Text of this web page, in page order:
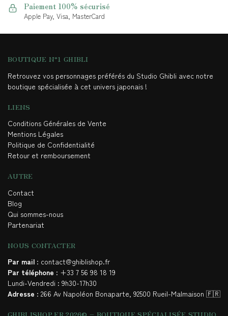
Paiement 100% sécurisé
Apple Pay, Visa, MasterCard
BOUTIQUE N°1 GHIBLI
Retrouvez vos personnages préférés du Studio Ghibli avec notre
boutique spécialisée à cet univers japonais !
LIENS
Conditions Générales de Vente
Mentions Légales
Politique de Confidentialité
Retour et remboursement
AUTRE
Contact
Blog
Qui sommes-nous
Partenariat
NOUS CONTACTER
Par mail : contact@ghiblishop.fr
Par téléphone : +33 7 56 98 18 19
Lundi-Vendredi : 9h30-17h30
Adresse : 266 Av Napoléon Bonaparte, 92500 Rueil-Malmaison 🇫🇷